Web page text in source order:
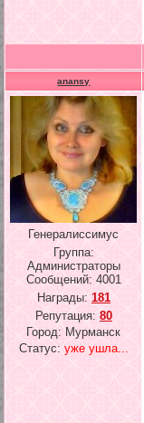
anansy
Генералиссимус
Группа:
Администраторы
Сообщений: 4001
Награды: 181
Репутация: 80
Город: Мурманск
Статус: уже ушла...